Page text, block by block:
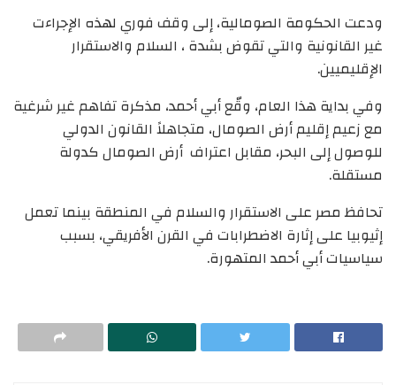
ودعت الحكومة الصومالية، إلى وقف فوري لهذه الإجراءت
غير القانونية والتي تقوض بشدة ، السلام والاستقرار
الإقليميين.
وفي بداية هذا العام، وقّع أبي أحمد، مذكرة تفاهم غير شرغية
مع زعيم إقليم أرض الصومال، متجاهلاً القانون الدولي
للوصول إلى البحر، مقابل اعتراف أرض الصومال كدولة
مستقلة.
تحافظ مصر على الاستقرار والسلام في المنطقة بينما تعمل
إثيوبيا على إثارة الاضطرابات في القرن الأفريقي، بسبب
سياسيات أبي أحمد المتهورة.